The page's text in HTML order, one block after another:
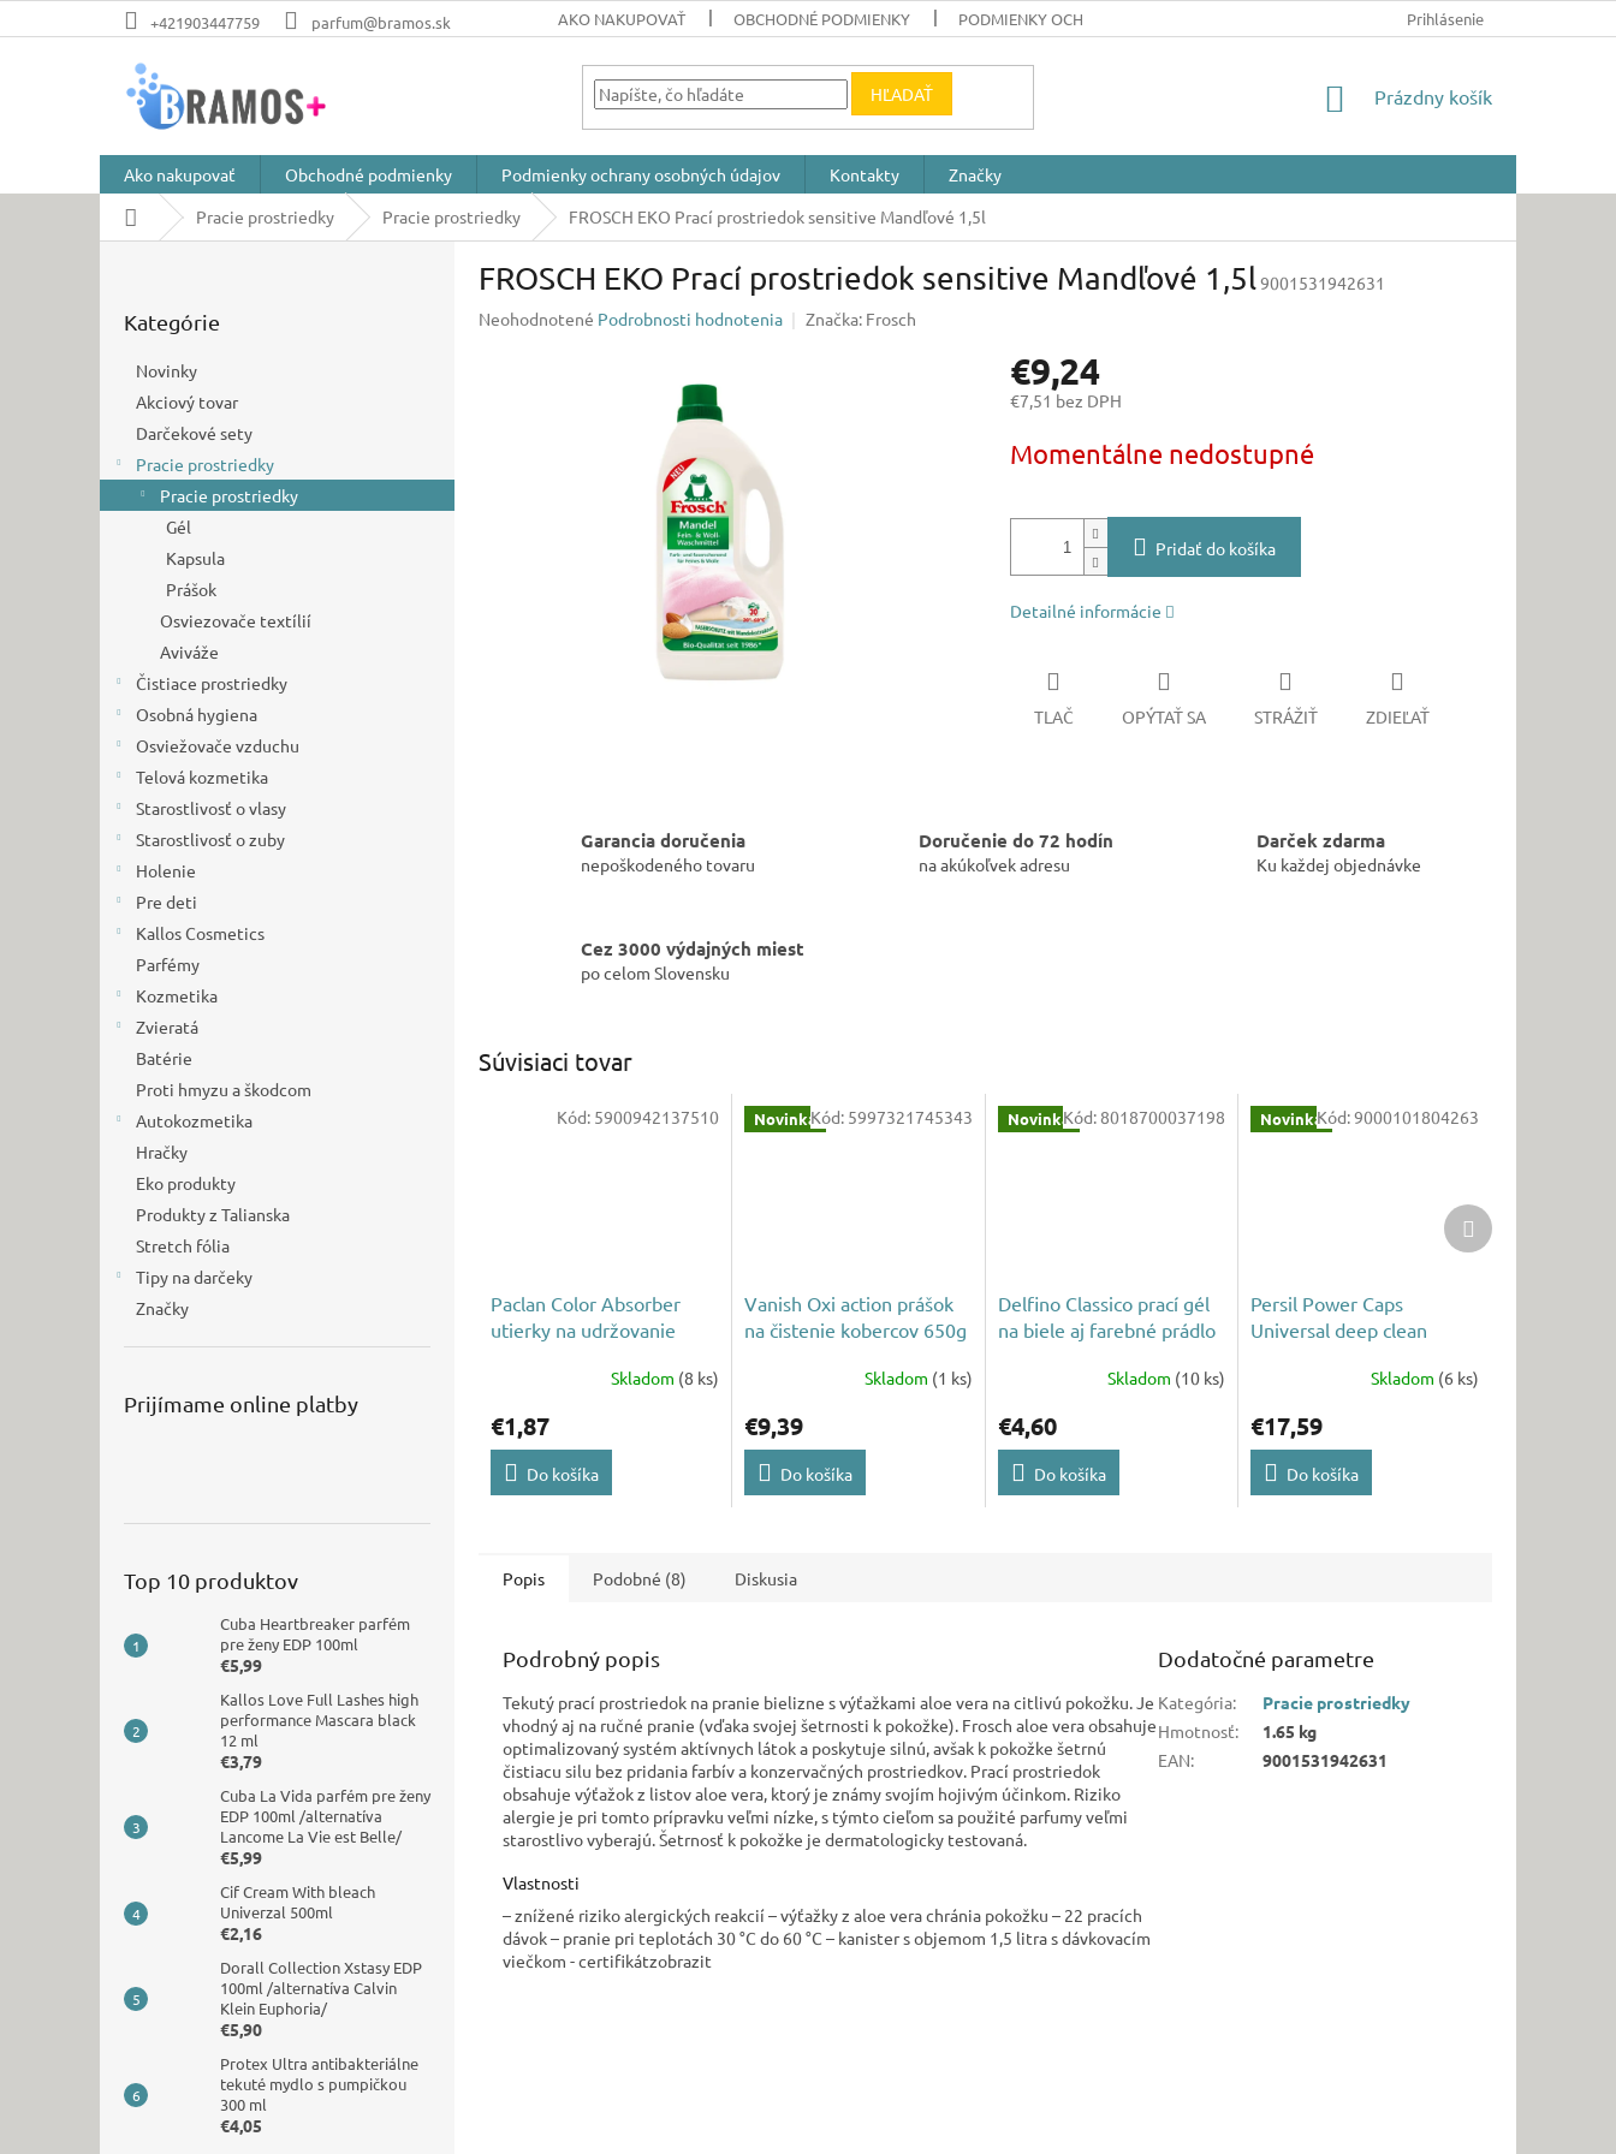
na
+421903447759 parfum@bramos.sk AKO NAKUPOVAŤ OBCHODNÉ PODMIENKY PODMIENKY OCHRANY OSOBNÝCH ÚDAJOV Prihlásenie
HĽADAŤ
NÁKUPNÝ
Prázdny košík
Ako nakupovať Obchodné podmienky Podmienky ochrany osobných údajov Kontakty
Značky
DomovPracie prostriedky Pracie prostriedky FROSCH EKO Prací prostriedok sensitive Mandľové 1,5l
kategórie
Kategórie
Novinky
Akciový tovar
Darčekové sety
Pracie prostriedky
Pracie prostriedky
Gél
Kapsula
Prášok
Osviezovače textílií
Aviváže
Čistiace prostriedky
Osobná hygiena
Osviežovače vzduchu
Telová kozmetika
Starostlivosť o vlasy
Starostlivosť o zuby
Holenie
Pre deti
Kallos Cosmetics
Parfémy
Kozmetika
Zvieratá
Batérie
Proti hmyzu a škodcom
Autokozmetika
Hračky
Eko produkty
Produkty z Talianska
Stretch fólia
Tipy na darčeky
Značky
Prijímame online platby
Top 10 produktov
Cuba Heartbreaker parfém
pre ženy EDP 100ml
€5,99
Kallos Love Full Lashes high
performance Mascara black
12 ml
€3,79
Cuba La Vida parfém pre ženy
EDP 100ml /alternatíva
Lancome La Vie est Belle/
€5,99
Cif Cream With bleach
Univerzal 500ml
€2,16
Dorall Collection Xstasy EDP
100ml /alternatíva Calvin
Klein Euphoria/
€5,90
Protex Ultra antibakteriálne
tekuté mydlo s pumpičkou
300 ml
€4,05
FROSCH EKO Prací prostriedok sensitive Mandľové 1,5l9001531942631
Priemerné
Neohodnotené Podrobnosti hodnotenia Značka: Frosch
€9,24
€7,51 bez DPH
cena:
Momentálne nedostupné
Pridať do košíka
Detailné informácie
TLAČ OPÝTAŤ SA STRÁŽIŤ ZDIEĽAŤ
Garancia doručenia
nepoškodeného tovaru
Doručenie do 72 hodín
na akúkoľvek adresu
Darček zdarma
Ku každej objednávke
Cez 3000 výdajných miest
po celom Slovensku
Súvisiaci tovar
Paclan Color Absorber
utierky na udržovanie
Skladom (8 ks)
€1,87
Do košíka
Kód: 5900942137510 Novinka
Vanish Oxi action prášok
na čistenie kobercov 650g
Skladom (1 ks)
€9,39
Do košíka
Kód: 5997321745343 Novinka
Delfino Classico prací gél
na biele aj farebné prádlo
Skladom (10 ks)
€4,60
Do košíka
Kód:8018700037198 Novinka
Persil Power Caps
Universal deep clean
Skladom (6 ks)
€17,59
Do košíka
Kód:9000101804263
Ďalší
produkt
Popis Podobné (8) Diskusia
Podrobný popis
Tekutý prací prostriedok na pranie bielizne s výťažkami aloe vera na citlivú pokožku. Je
vhodný aj na ručné pranie (vďaka svojej šetrnosti k pokožke). Frosch aloe vera obsahuje
optimalizovaný systém aktívnych látok a poskytuje silnú, avšak k pokožke šetrnú
čistiacu silu bez pridania farbív a konzervačných prostriedkov. Prací prostriedok
obsahuje výťažok z listov aloe vera, ktorý je známy svojím hojivým účinkom. Riziko
alergie je pri tomto prípravku veľmi nízke, s týmto cieľom sa použité parfumy veľmi
starostlivo vyberajú. Šetrnosť k pokožke je dermatologicky testovaná.
Vlastnosti
– znížené riziko alergických reakcií – výťažky z aloe vera chránia pokožku – 22 pracích
dávok – pranie pri teplotách 30 °C do 60 °C – kanister s objemom 1,5 litra s dávkovacím
viečkom - certifikátzobrazit
Dodatočné parametre
Kategória:
Pracie prostriedky
Hmotnosť:
1.65 kg
EAN: 9001531942631